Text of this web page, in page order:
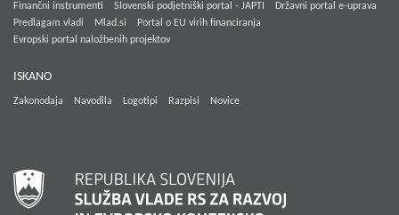
Finančni instrumenti
Slovenski podjetniški portal - JAPTI
Državni portal e-uprava
Predlagam.vladi
Mlad.si
Portal o EU virih financiranja
Evropski portal naložbenih projektov
ISKANO
Zakonodaja Navodila Logotipi Razpisi Novice